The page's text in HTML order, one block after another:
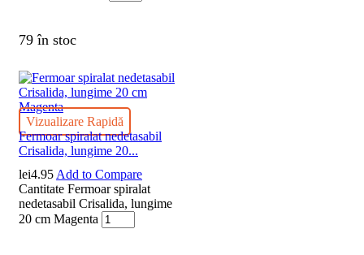
79 în stoc
Vizualizare Rapidă
Fermoar spiralat nedetasabil
Crisalida, lungime 20...
lei4.95 Add to Compare
Cantitate Fermoar spiralat
nedetasabil Crisalida, lungime
20 cm Magenta